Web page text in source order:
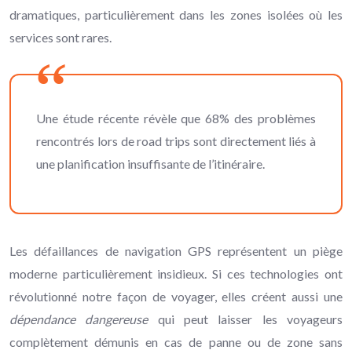
dramatiques, particulièrement dans les zones isolées où les
services sont rares.
Une étude récente révèle que 68% des problèmes
rencontrés lors de road trips sont directement liés à
une planification insuffisante de l’itinéraire.
Les défaillances de navigation GPS représentent un piège
moderne particulièrement insidieux. Si ces technologies ont
révolutionné notre façon de voyager, elles créent aussi une
dépendance dangereusequi peut laisser les voyageurs
complètement démunis en cas de panne ou de zone sans